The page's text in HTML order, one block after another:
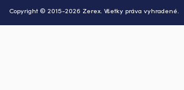
Copyright © 2015-2026 Zerex. Všetky práva vyhradené.